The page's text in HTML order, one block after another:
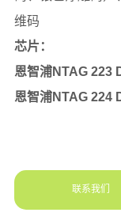
联系我们